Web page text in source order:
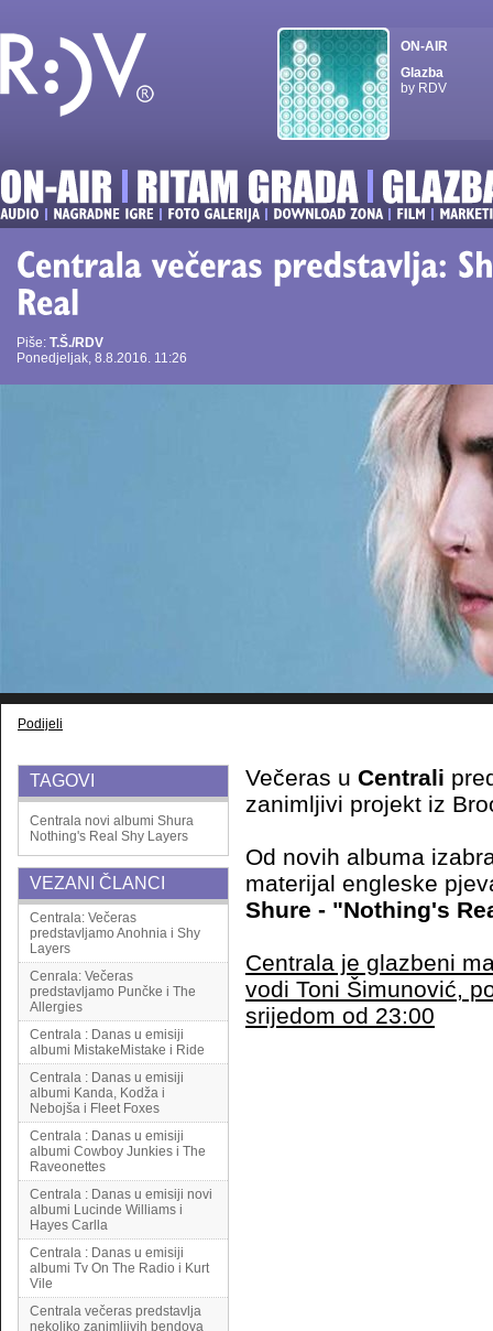
ON-AIR
Glazba
by RDV
Piše: T.Š./RDV
Ponedjeljak, 8.8.2016. 11:26
Podijeli
TAGOVI
Centrala novi albumi Shura
Nothing's Real Shy Layers
VEZANI ČLANCI
Centrala: Večeras
predstavljamo Anohnia i Shy
Layers
Cenrala: Večeras
predstavljamo Punčke i The
Allergies
Centrala : Danas u emisiji
albumi MistakeMistake i Ride
Centrala : Danas u emisiji
albumi Kanda, Kodža i
Nebojša i Fleet Foxes
Centrala : Danas u emisiji
albumi Cowboy Junkies i The
Raveonettes
Centrala : Danas u emisiji novi
albumi Lucinde Williams i
Hayes Carlla
Centrala : Danas u emisiji
albumi Tv On The Radio i Kurt
Vile
Centrala večeras predstavlja
nekoliko zanimljivih bendova
Večeras u Centrali
zanimljivi projekt iz
Od novih albuma
materijal engleske
Shure - "Nothing's
Centrala je glazbeni
vodi Toni Šimunović,
srijedom od 23:00